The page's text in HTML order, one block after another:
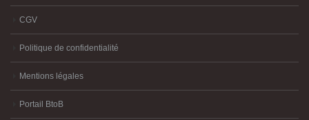
CGV
Politique de confidentialité
Mentions légales
Portail BtoB